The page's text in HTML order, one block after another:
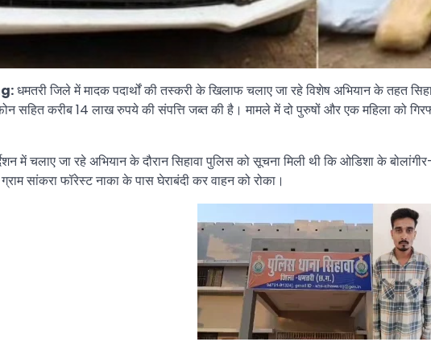
धमतरी जिले में मादक पदार्थों की तस्करी के खिलाफ चलाए जा रहे विशेष अभियान के तहत
सहित करीब 14 लाख रुपये की संपत्ति जब्त की है। मामले में दो पुरुषों और एक महिला को
में चलाए जा रहे अभियान के दौरान सिहावा पुलिस को सूचना मिली थी कि ओडिशा के
सांकरा फॉरेस्ट नाका के पास घेराबंदी कर वाहन को रोका।